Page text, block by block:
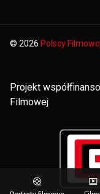
© 2026 Polscy
Projekt
Filmowej